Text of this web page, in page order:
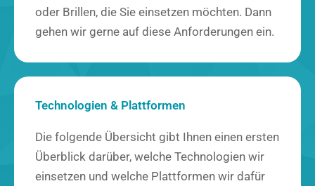
oder Brillen, die Sie einsetzen möchten. Dann
gehen wir gerne auf diese Anforderungen ein.
Technologien & Plattformen
Die folgende Übersicht gibt Ihnen einen ersten
Überblick darüber, welche Technologien wir
einsetzen und welche Plattformen wir dafür